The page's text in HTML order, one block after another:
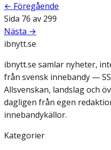
← Föregående
Sida 76 av 299
Nästa →
ibnytt.se
ibnytt.se samlar nyheter,
från svensk innebandy —
Allsvenskan, landslag och
dagligen från egen
innebandykällor.
Kategorier